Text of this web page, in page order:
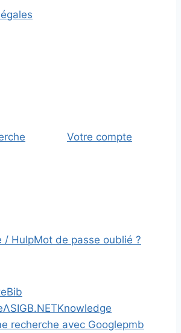
Votre compte
/ HulpMot de passe oublié ?
Bib
ΛSIGB.NETKnowledge
recherche avec Googlepmb